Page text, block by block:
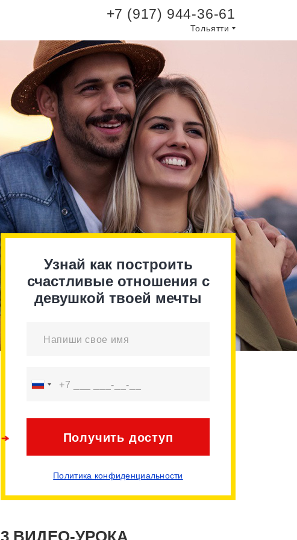
+7 (917) 944-36-61
Тольятти
Узнай как построить
счастливые отношения с
девушкой твоей мечты
Получить доступ
Политика конфиденциальности
3 ВИДЕО-УРОКА